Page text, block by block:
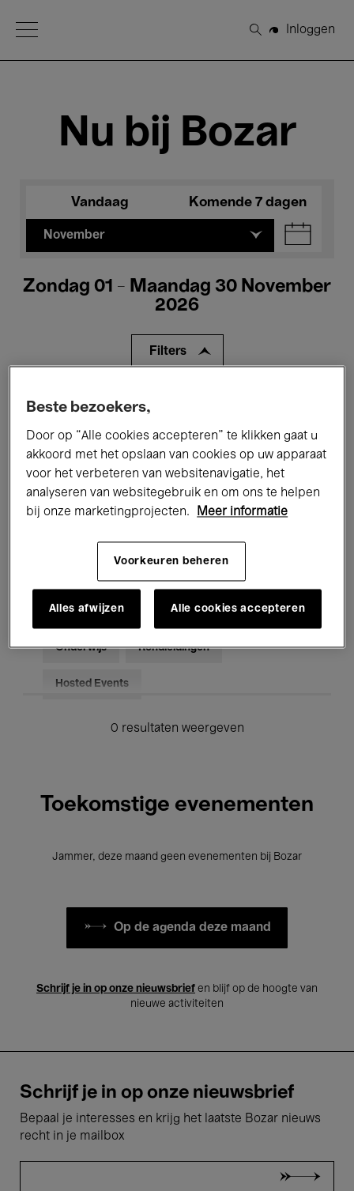
Open Menu
Zoeken
Inloggen
Nu bij Bozar
Vandaag Komende 7 dagen
November
Zondag 01 - Maandag 30 November
2026
Filters
Alle evenementen
Tentoonstellingen Films
Performances Lezingen & Debatten
Jazz Klassieke Muziek Global Music
Voor iedereen Kids’ Palace
Onderwijs Rondleidingen
Hosted Events
0 resultaten weergeven
Toekomstige evenementen
Jammer, deze maand geen evenementen bij Bozar
Op de agenda deze maand
Schrijf je in op onze nieuwsbrief en blijf op de hoogte van
nieuwe activiteiten
Schrijf je in op onze nieuwsbrief
Bepaal je interesses en krijg het laatste Bozar nieuws
recht in je mailbox
Beste bezoekers,
Door op “Alle cookies accepteren” te klikken gaat u
akkoord met het opslaan van cookies op uw apparaat
voor het verbeteren van websitenavigatie, het
analyseren van websitegebruik en om ons te helpen
bij onze marketingprojecten.
Meer informatie
Voorkeuren beheren
Alles afwijzen Alle cookies accepteren